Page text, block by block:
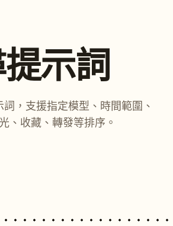
示詞
，支援指定模型、時間範圍、
、收藏、轉發等排序。